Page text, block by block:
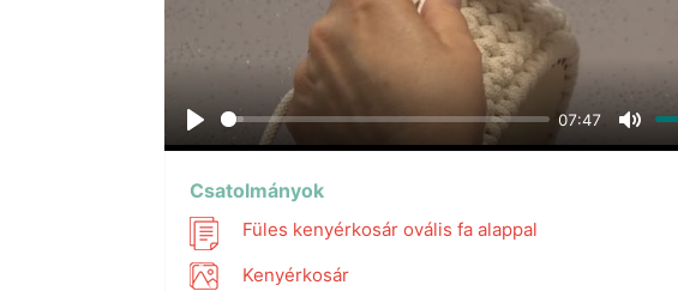
Play
07:47
Mute
Csatolmányok
Füles kenyérkosár ovális fa alappal
Kenyérkosár